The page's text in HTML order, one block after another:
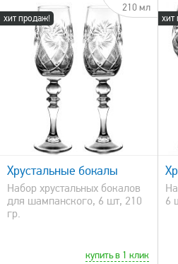
хит продаж!
210 мл
Хрустальные бокалы
Набор хрустальных бокалов
для шампанского, 6 шт, 210
гр.
купить в 1 клик
хит
быстрый просмотр
6